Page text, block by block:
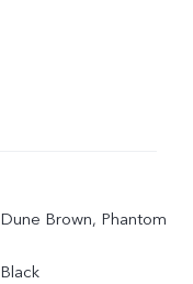
Dune Brown, Phantom
Black